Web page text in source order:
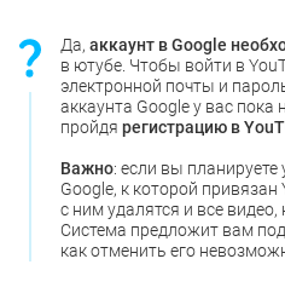
Да, аккаунт в Google
в ютубе. Чтобы войти в
электронной почты и
аккаунта Google у вас пока
пройдя регистрацию в
Важно: если вы планируете
Google, к которой привязан
с ним удалятся и все
Система предложит вам
как отменить его